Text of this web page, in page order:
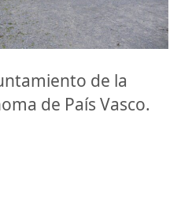
de la
de País Vasco.